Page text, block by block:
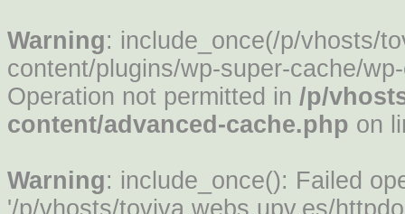
Warning: include_once(/p/vhosts/
content/plugins/wp-super-cache/
Operation not permitted in /p/
content/advanced-cache.php on
Warning: include_once(): Failed
'/p/vhosts/toviva.webs.upv.es/